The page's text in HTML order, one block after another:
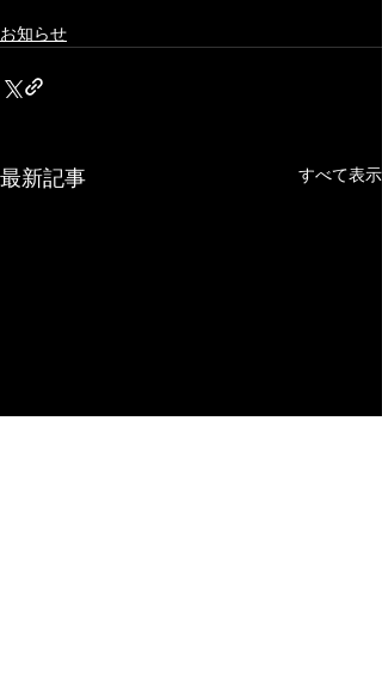
お知らせ
最新記事 すべて表示